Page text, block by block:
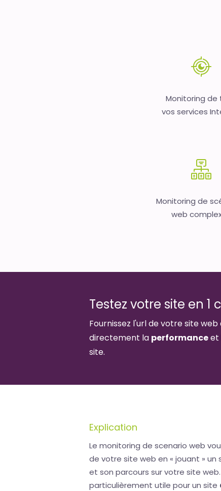
Monitoring de
vos services
Monitoring de
web
Testez votre site en 1
Fournissez l'url de votre site
directement la performanceet
site.
Explication
Le monitoring de scenario web
de votre site web en « jouant »
et son parcours sur votre site
particulièrement utile pour un site